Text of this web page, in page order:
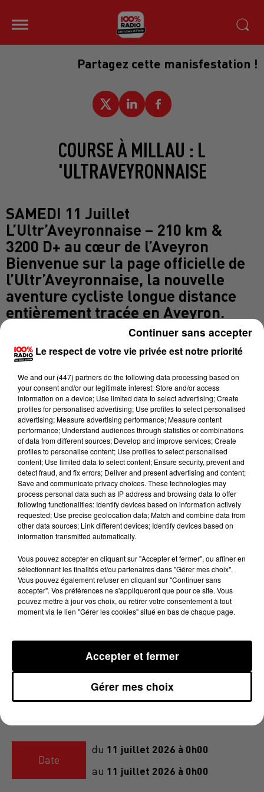
Partagez cette manisfestation !
COURSE À MILLAU : L
'ULTRAVEYRONNAISE
SAMEDI 11 Juillet
L’Ultr’Aveyronnaise – 210 km &
3200 D+ au cœur de l’Aveyron
Bienvenue sur la page officielle de
l’Ultr’Aveyronnaise, la nouvelle
aventure cycliste longue distance
entièrement tracée en Aveyron.
Organisé par l’équipe de La
Caussenarde, référence régionale
en VTT et gravel, cet événement
propose un défi sportif authentique
et exigeant accessible à tous les
passionnés de vélo de route. Un
parcours 100 % Aveyron
L’Ultr’Aveyronnaise vous emmène
sur plus de 200 km de routes
départementales, sinueuses,
sauvages et splendides, cumulant
environ 3200 m de dénivelé positif.
Le tracé traverse quelques-uns des
plus beaux secteurs du territoire.
Un itinéraire pensé pour les
amateurs(trices) de grand défis, de
longues distances et de découverte
territoriale… sur deux roues.
Lieu 12000AVEYRON
Ajouter à votre calendrier
Date
du 11 juillet 2026 à 0h00
au 11 juillet 2026 à 0h00
Le respect de votre vie privée est notre priorité
We and our (447) partnersdo the following data processing based on
your consent and/or our legitimate interest: Store and/or access
information on a device; Use limited data to select advertising; Create
profiles for personalised advertising; Use profiles to select personalised
advertising; Measure advertising performance; Measure content
performance; Understand audiences through statistics or combinations
of data from different sources; Develop and improve services; Create
profiles to personalise content; Use profiles to select personalised
content; Use limited data to select content; Ensure security, prevent and
detect fraud, and fix errors; Deliver and present advertising and content;
Save and communicate privacy choices. These technologies may
process personal data such as IP address and browsing data to offer
following functionalities: Identify devices based on information actively
requested; Use precise geolocation data; Match and combine data from
other data sources; Link different devices; Identify devices based on
information transmitted automatically.
Vous pouvez accepter en cliquant sur "Accepter et fermer", ou affiner en
sélectionnant les finalités et/ou partenaires dans "Gérer mes choix".
Vous pouvez également refuser en cliquant sur "Continuer sans
accepter". Vos préférences ne s'appliqueront que pour ce site. Vous
pouvez mettre à jour vos choix, ou retirer votre consentement à tout
moment via le lien "Gérer les cookies" situé en bas de chaque page.
Gérer mes choix
Accepter et fermer
Continuer sans accepter